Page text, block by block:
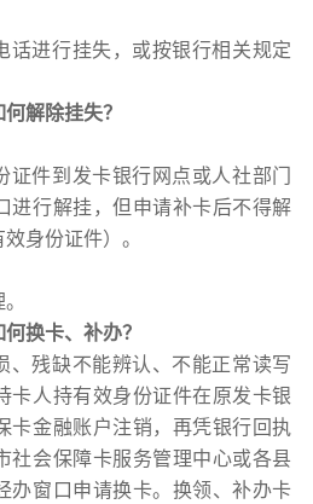
话进行挂失，或按银行相关规定
解除挂失？
证件到发卡银行网点或人社部门
进行解挂，但申请补卡后不得解
身份证件）。
何 换卡、补办？
、残缺不能辨认、不能正常读写
卡人持有效身份证件在原发卡银
卡金融账户注销，再凭银行回执
社会保障卡服务管理中心或各县
办窗口申请换卡。换领、补办卡